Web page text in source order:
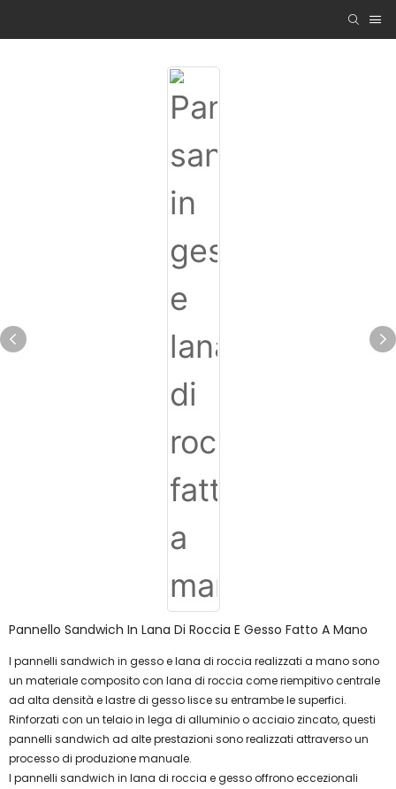
Pannello Sandwich In Lana Di Roccia E Gesso Fatto A Mano
I pannelli sandwich in gesso e lana di roccia realizzati a mano sono
un materiale composito con lana di roccia come riempitivo centrale
ad alta densità e lastre di gesso lisce su entrambe le superfici.
Rinforzati con un telaio in lega di alluminio o acciaio zincato, questi
pannelli sandwich ad alte prestazioni sono realizzati attraverso un
processo di produzione manuale.
I pannelli sandwich in lana di roccia e gesso offrono eccezionali